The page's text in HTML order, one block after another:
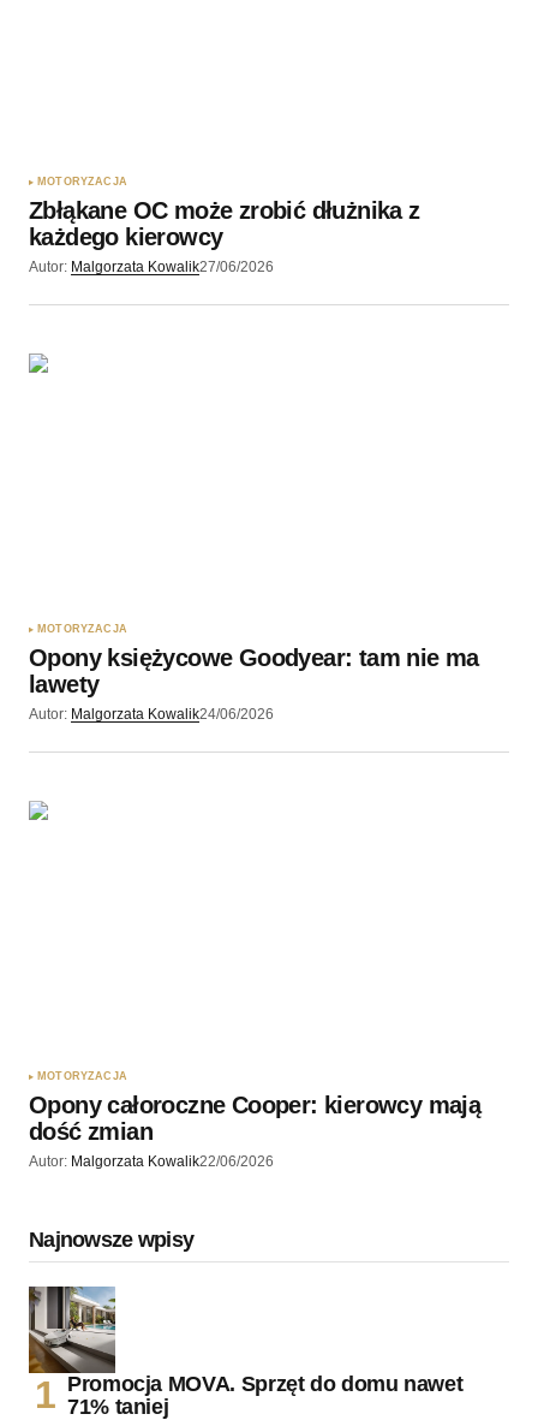
MOTORYZACJA
Zbłąkane OC może zrobić dłużnika z
każdego kierowcy
Autor: Malgorzata Kowalik27/06/2026
MOTORYZACJA
Opony księżycowe Goodyear: tam nie ma
lawety
Autor: Malgorzata Kowalik24/06/2026
MOTORYZACJA
Opony całoroczne Cooper: kierowcy mają
dość zmian
Autor: Malgorzata Kowalik22/06/2026
Najnowsze wpisy
Promocja MOVA. Sprzęt do domu nawet
71% taniej